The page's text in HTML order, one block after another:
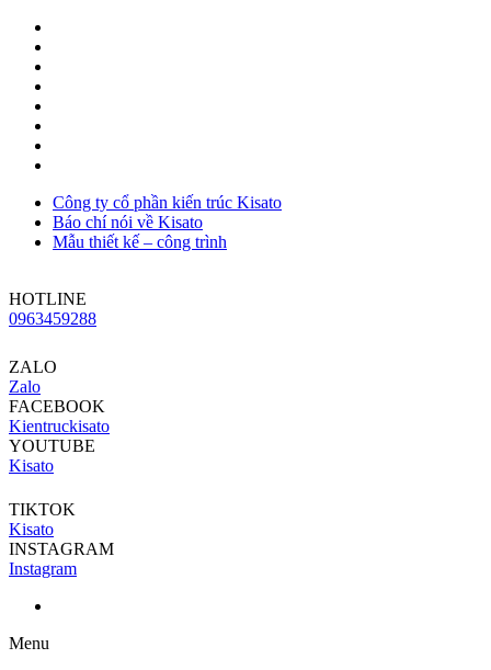
Công ty cổ phần kiến trúc Kisato
Báo chí nói về Kisato
Mẫu thiết kế – công trình
HOTLINE
0963459288
ZALO
Zalo
FACEBOOK
Kientruckisato
YOUTUBE
Kisato
TIKTOK
Kisato
INSTAGRAM
Instagram
Menu